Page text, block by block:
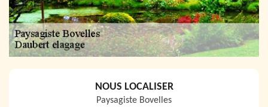
NOUS LOCALISER
Paysagiste Bovelles